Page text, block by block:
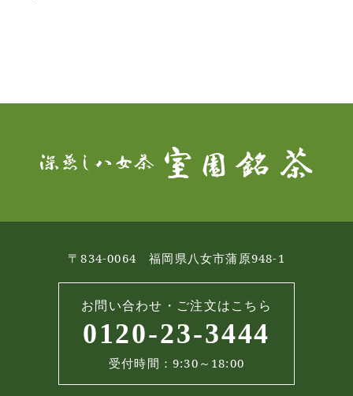
〒834-0064 福岡県八女市蒲原948-1
お問い合わせ・ご注文はこちら
0120-23-3444
受付時間：9:30～18:00